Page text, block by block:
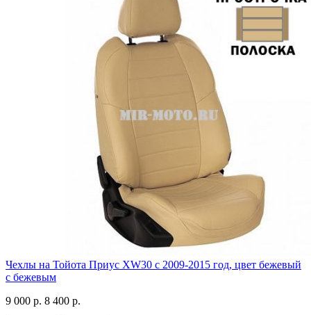
Чехлы на Тойота Приус XW30 с 2009-2015 год, цвет бежевый
с бежевым
9 000 р. 8 400 р.